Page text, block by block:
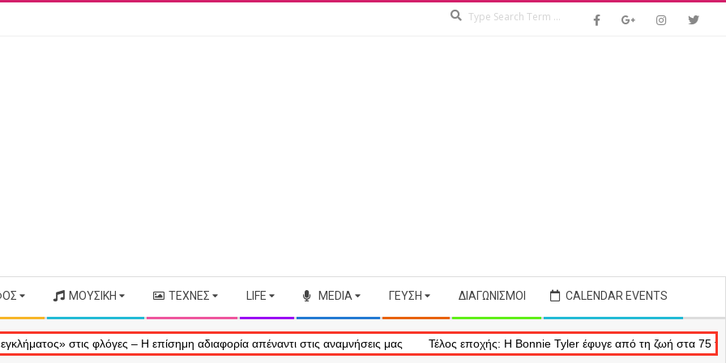
ΜΟΥΣΙΚΉ ΤΈΧΝΕΣ LIFE MEDIA ΓΕΎΣΗ ΔΙΑΓΩΝΙΣΜΟΊ CALENDAR EVENTS
στις φλόγες – Η επίσημη αδιαφορία απέναντι στις αναμνήσεις μας Τέλος εποχής: Η Bonnie Tyler έφυγε από τη ζωή στα 75 της